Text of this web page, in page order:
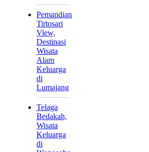
Pemandian
Tirtosari
View,
Destinasi
Wisata
Alam
Keluarga
di
Lumajang
Telaga
Bedakah,
Wisata
Keluarga
di